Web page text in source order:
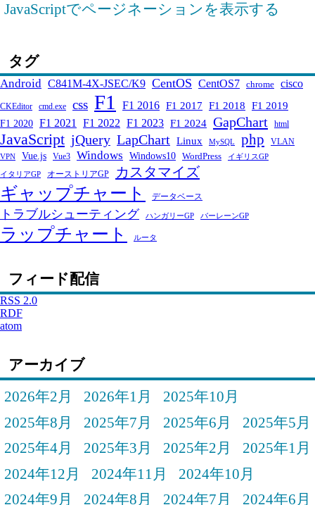
JavaScriptでページネーションを表示する
タグ
Android C841M-4X-JSEC/K9 CentOS CentOS7 chrome cisco
CKEditor cmd.exe css F1 F1 2016 F1 2017 F1 2018 F1 2019
F1 2020 F1 2021 F1 2022 F1 2023 F1 2024 GapChart html
JavaScript jQuery LapChart Linux MySQL php VLAN
VPN Vue.js Vue3 Windows Windows10 WordPress イギリスGP
イタリアGP オーストリアGP カスタマイズ
ギャップチャート データベース
トラブルシューティング ハンガリーGP バーレーンGP
ラップチャート ルータ
フィード配信
RSS 2.0
RDF
atom
アーカイブ
2026年2月
2026年1月
2025年10月
2025年8月
2025年7月 2025年6月
2025年5月
2025年4月
2025年3月 2025年2月
2025年1月
2024年12月
2024年11月
2024年10月
2024年9月
2024年8月 2024年7月
2024年6月